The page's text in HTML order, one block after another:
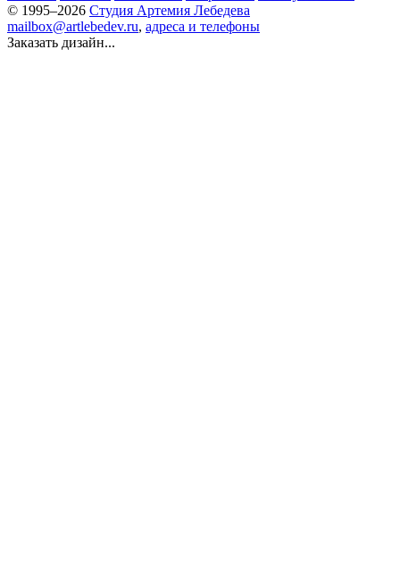
© 1995–2026 Студия Артемия Лебедева
mailbox@artlebedev.ru, адреса и телефоны
Заказать дизайн...